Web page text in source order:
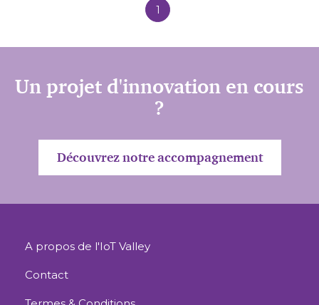
1
Un projet d'innovation en cours
?
Découvrez notre accompagnement
A propos de l'IoT Valley
Contact